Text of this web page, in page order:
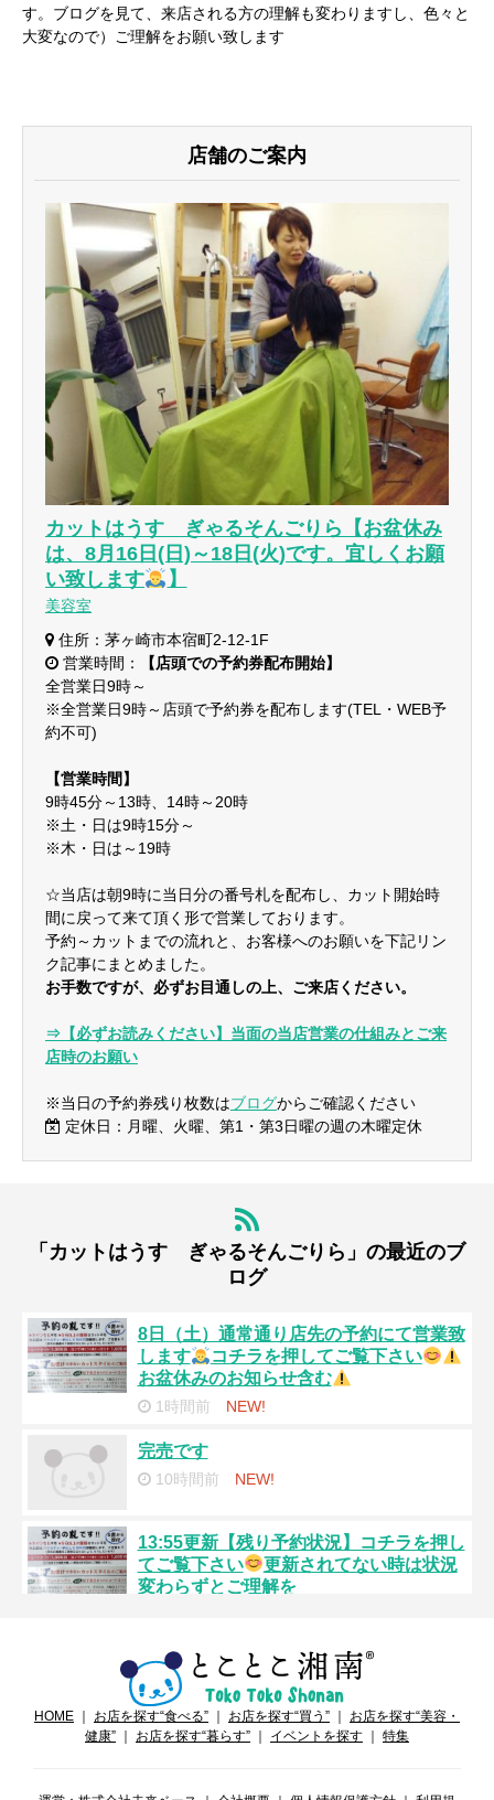
す。ブログを見て、来店される方の理解も変わりますし、色々と
大変なので）ご理解をお願い致します
店舗のご案内
カットはうす ぎゃるそんごりら【お盆休み
は、8月16日(日)～18日(火)です。宜しくお願
い致します
】
美容室
住所：茅ヶ崎市本宿町2-12-1F
営業時間：
【店頭での予約券配布開始】
全営業日9時～
※全営業日9時～店頭で予約券を配布します(TEL・WEB予
約不可)
【営業時間】
9時45分～13時、14時～20時
※土・日は9時15分～
※木・日は～19時
☆当店は朝9時に当日分の番号札を配布し、カット開始時
間に戻って来て頂く形で営業しております。
予約～カットまでの流れと、お客様へのお願いを下記リン
ク記事にまとめました。
お手数ですが、必ずお目通しの上、ご来店ください。
⇒【必ずお読みください】当面の当店営業の仕組みとご来
店時のお願い
※当日の予約券残り枚数はブログからご確認ください
定休日：月曜、火曜、第1・第3日曜の週の木曜定休
「カットはうす ぎゃるそんごりら」の最近のブ
ログ
8日（土）通常通り店先の予約にて営業致
します
コチラを押してご覧下さい
お盆休みのお知らせ含む
1時間前 NEW!
完売です
10時間前 NEW!
13:55更新【残り予約状況】コチラを押し
てご覧下さい
更新されてない時は状況
変わらずとご理解を
7日（金）通常通り店先の予約にて営業致
します
コチラを押してご覧下さい
一昨日
HOME お店を探す“食べる” お店を探す“買う”
お店を探す“美容・
健康”
お店を探す“暮らす” イベントを探す 特集